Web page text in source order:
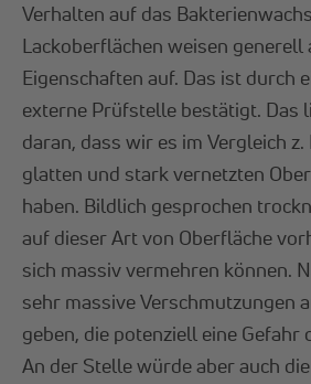
Verhalten auf das
Lackoberflächen weisen
Eigenschaften auf. Das ist durch
externe Prüfstelle bestätigt. Das
daran, dass wir es im Vergleich z.
glatten und stark vernetzten
haben. Bildlich gesprochen
auf dieser Art von Oberfläche
sich massiv vermehren können.
sehr massive Verschmutzungen
geben, die potenziell eine
An der Stelle würde aber auch